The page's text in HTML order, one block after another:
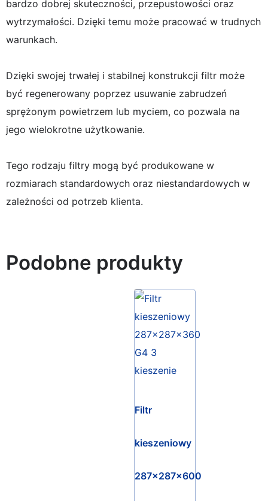
bardzo dobrej skuteczności, przepustowości oraz
wytrzymałości. Dzięki temu może pracować w trudnych
warunkach.
Dzięki swojej trwałej i stabilnej konstrukcji filtr może
być regenerowany poprzez usuwanie zabrudzeń
sprężonym powietrzem lub myciem, co pozwala na
jego wielokrotne użytkowanie.
Tego rodzaju filtry mogą być produkowane w
rozmiarach standardowych oraz niestandardowych w
zależności od potrzeb klienta.
Podobne produkty
Filtr
kieszeniowy
287x287x600